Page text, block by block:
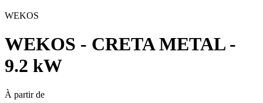
WEKOS
WEKOS - CRETA METAL -
9.2 kW
À partir de